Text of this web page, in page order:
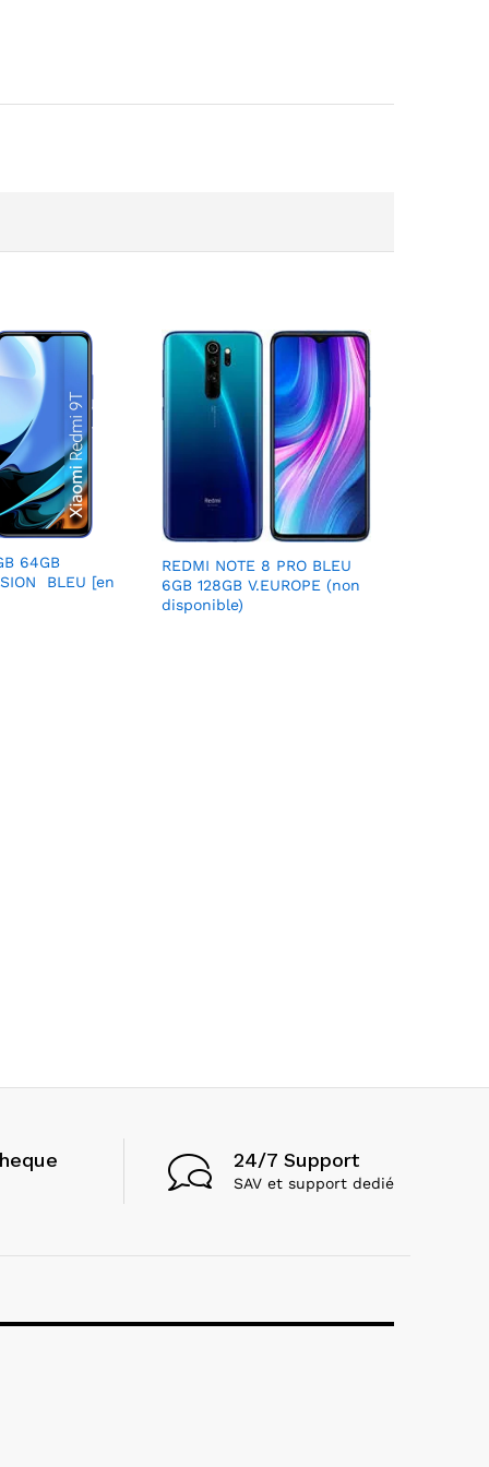
64GB
BLEU [en
REDMI NOTE 8 PRO BLEU
6GB 128GB V.EUROPE (non
disponible)
24/7 Support
SAV et support dedié